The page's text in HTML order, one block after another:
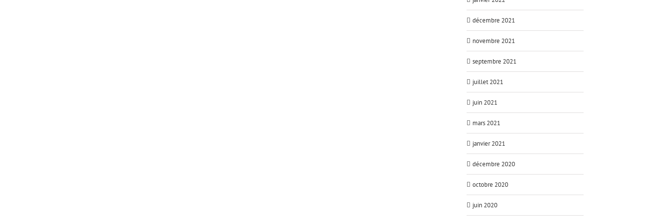
décembre 2021
novembre 2021
septembre 2021
juillet 2021
juin 2021
mars 2021
janvier 2021
décembre 2020
octobre 2020
juin 2020